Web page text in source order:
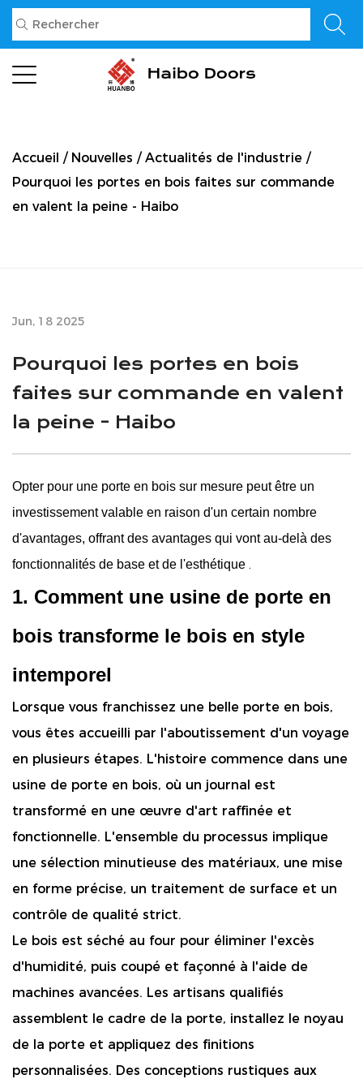
Accueil / Nouvelles / Actualités de l'industrie /
Pourquoi les portes en bois faites sur commande
en valent la peine - Haibo
Jun, 18 2025
Pourquoi les portes en bois
faites sur commande en valent
la peine - Haibo
Opter pour une porte en bois sur mesure peut être un
investissement valable en raison d'un certain nombre
d'avantages, offrant des avantages qui vont au-delà des
fonctionnalités de base et de l'esthétique .
1. Comment une usine de porte en
bois transforme le bois en style
intemporel
Lorsque vous franchissez une belle porte en bois,
vous êtes accueilli par l'aboutissement d'un voyage
en plusieurs étapes. L'histoire commence dans une
usine de porte en bois, où un journal est
transformé en une œuvre d'art raffinée et
fonctionnelle. L'ensemble du processus implique
une sélection minutieuse des matériaux, une mise
en forme précise, un traitement de surface et un
contrôle de qualité strict.
Le bois est séché au four pour éliminer l'excès
d'humidité, puis coupé et façonné à l'aide de
machines avancées. Les artisans qualifiés
assemblent le cadre de la porte, installez le noyau
de la porte et appliquez des finitions
personnalisées. Des conceptions rustiques aux